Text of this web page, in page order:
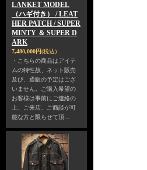
LANKET MODEL
（ハギ付き） / LEAT
HER PATCH / SUPER
MINTY ＆ SUPER D
ARK
7,480,000円(税込)
・こちらの商品はアイテ
ムの特性故、ネット販売
及び、通販の予定はござ
いません。ご購入希望の
お客様は事前にご連絡の
上、ご来店、ご商談が可
能な方と限らせて頂…